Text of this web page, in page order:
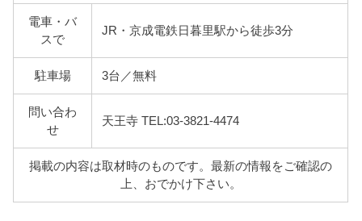
電車・バ
スで
JR・京成電鉄日暮里駅から徒歩3分
駐車場 3台／無料
問い合わ
せ
天王寺 TEL:03-3821-4474
掲載の内容は取材時のものです。最新の情報をご確認の
上、おでかけ下さい。